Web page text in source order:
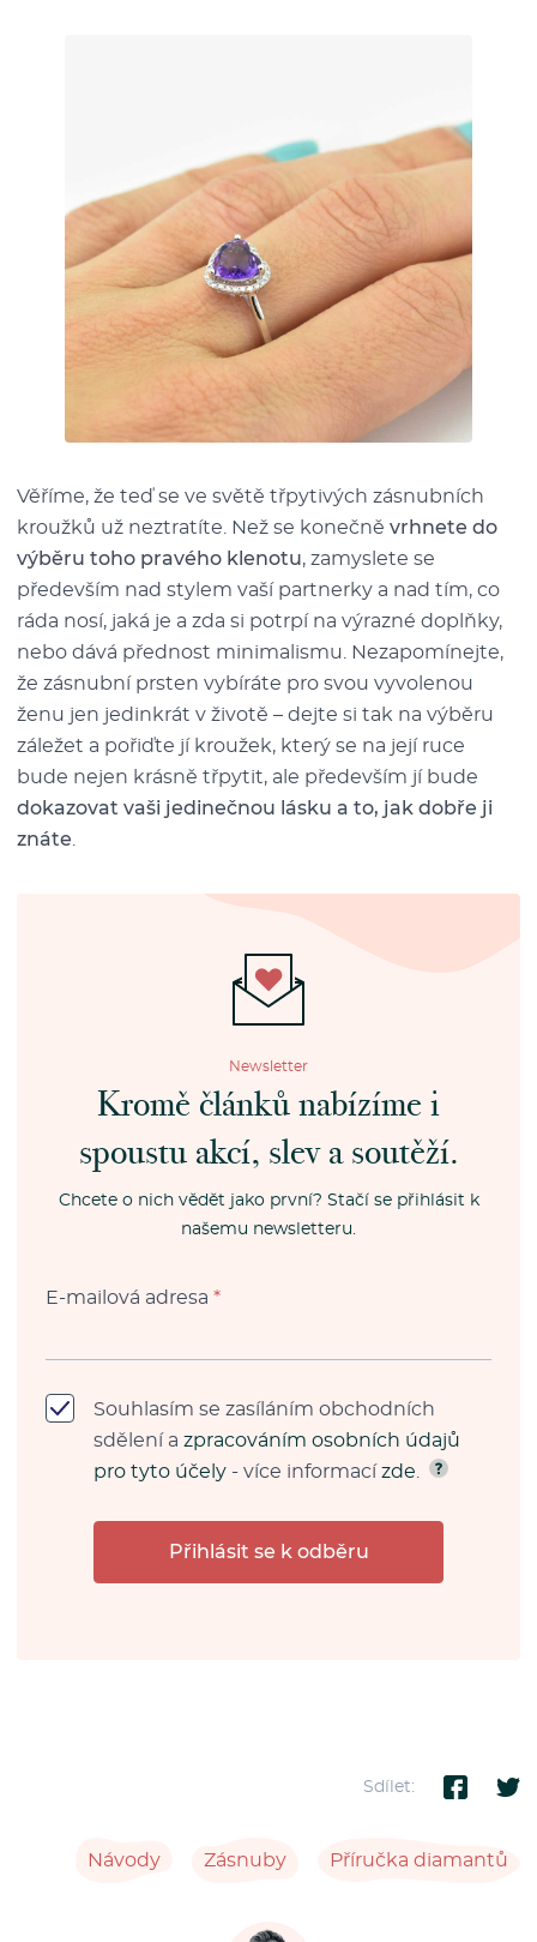
Věříme, že teď se ve světě třpytivých zásnubních
kroužků už neztratíte. Než se konečně vrhnete do
výběru toho pravého klenotu, zamyslete se
především nad stylem vaší partnerky a nad tím, co
ráda nosí, jaká je a zda si potrpí na výrazné doplňky,
nebo dává přednost minimalismu. Nezapomínejte,
že zásnubní prsten vybíráte pro svou vyvolenou
ženu jen jedinkrát v životě – dejte si tak na výběru
záležet a pořiďte jí kroužek, který se na její ruce
bude nejen krásně třpytit, ale především jí bude
dokazovat vaši jedinečnou lásku a to, jak dobře ji
znáte
Newsletter
Kromě článků nabízíme i
spoustu akcí, slev a soutěží.
Chcete o nich vědět jako první? Stačí se přihlásit k
našemu newsletteru.
E-mailová adresa *
Souhlasím se zasíláním obchodních
sdělení a zpracováním osobních údajů
pro tyto účely - více informací zde
Přihlásit se k odběru
Sdílet:
Návody Zásnuby Příručka diamantů